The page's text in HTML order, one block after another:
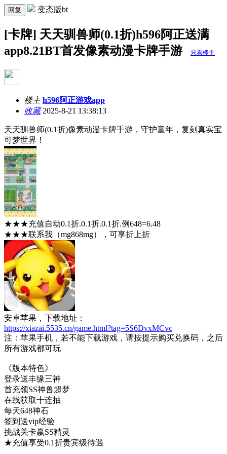
回复 变态版bt
[卡牌] 天天驯兽师(0.1折)h596阿正送满
app8.21BT首发像素动漫卡牌手游
只看楼主
楼主 h596阿正游戏app
收藏2025-8-21 13:38:13
天天驯兽师(0.1折)像素动漫卡牌手游，守护童年，复刻真实宝
可梦世界！
★★★充值自动0.1折.0.1折.0.1折.例648=6.48
★★★联系我（mg868mg），可享折上折
安卓苹果，下载地址：
https://xiazai.5535.cn/game.html?tag=5S6DvxMCvc
注：苹果手机，若不能下载游戏，请按提示购买兑换码，之后
所有游戏都可玩
《版本特色》
登录送丰缘三神
首充领SS神兽超梦
在线获取十连抽
每天648神石
签到送vip经验
挑战关卡赢SS精灵
★充值享受0.1折贵宾级待遇